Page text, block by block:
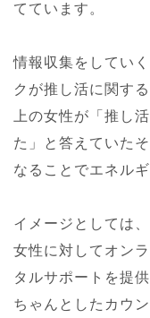
てています。
情報収集をしてい
クが推し活に関す
上の女性が「推し
た」と答えていた
なることでエネル
イメージとしては
女性に対してオン
タルサポートを提
ちゃんとしたカウ